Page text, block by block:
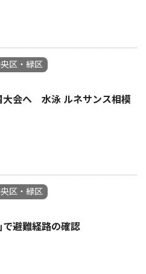
区・緑区
大会へ 水泳 ルネサンス相模
区・緑区
で避難経路の確認